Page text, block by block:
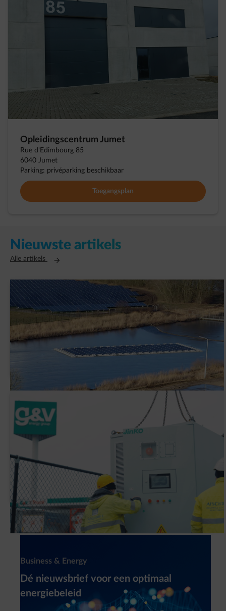
Opleidingscentrum Jumet
Rue d'Edimbourg 85
6040 Jumet
Parking: privéparking beschikbaar
Toegangsplan
Nieuwste artikels
Alle artikels Opent in een nieuw tabblad
AVK Plastics tekent een PPA met ENGIE
Waarom heeft G&V een slimme
batterijinstallatie (BESS) geplaatst?
Newsletter
Business & Energy
Dé nieuwsbrief voor een optimaal
energiebeleid